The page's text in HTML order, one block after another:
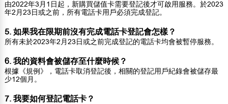
由2022年3月1日起，新購買儲值卡需要登記後才可啟用服務。於2023
年2月23日或之前，所有電話卡用戶必須完成登記。
5. 如果我在限期前沒有完成電話卡登記會怎樣？
所有未於2023年2月23日或之前完成登記的電話卡均會被暫停服務。
6. 我的資料會被儲存至什麼時候？
根據《規例》，電話卡取消登記後，相關的登記用戶紀錄會被儲存最
少12個月。
7. 我要如何登記電話卡？